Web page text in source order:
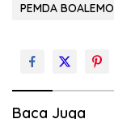
PEMDA BOALEMO
Baca Juga